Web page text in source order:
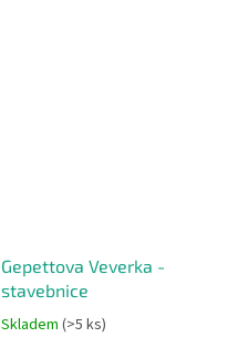
Gepettova Veverka -
stavebnice
Skladem (>5 ks)